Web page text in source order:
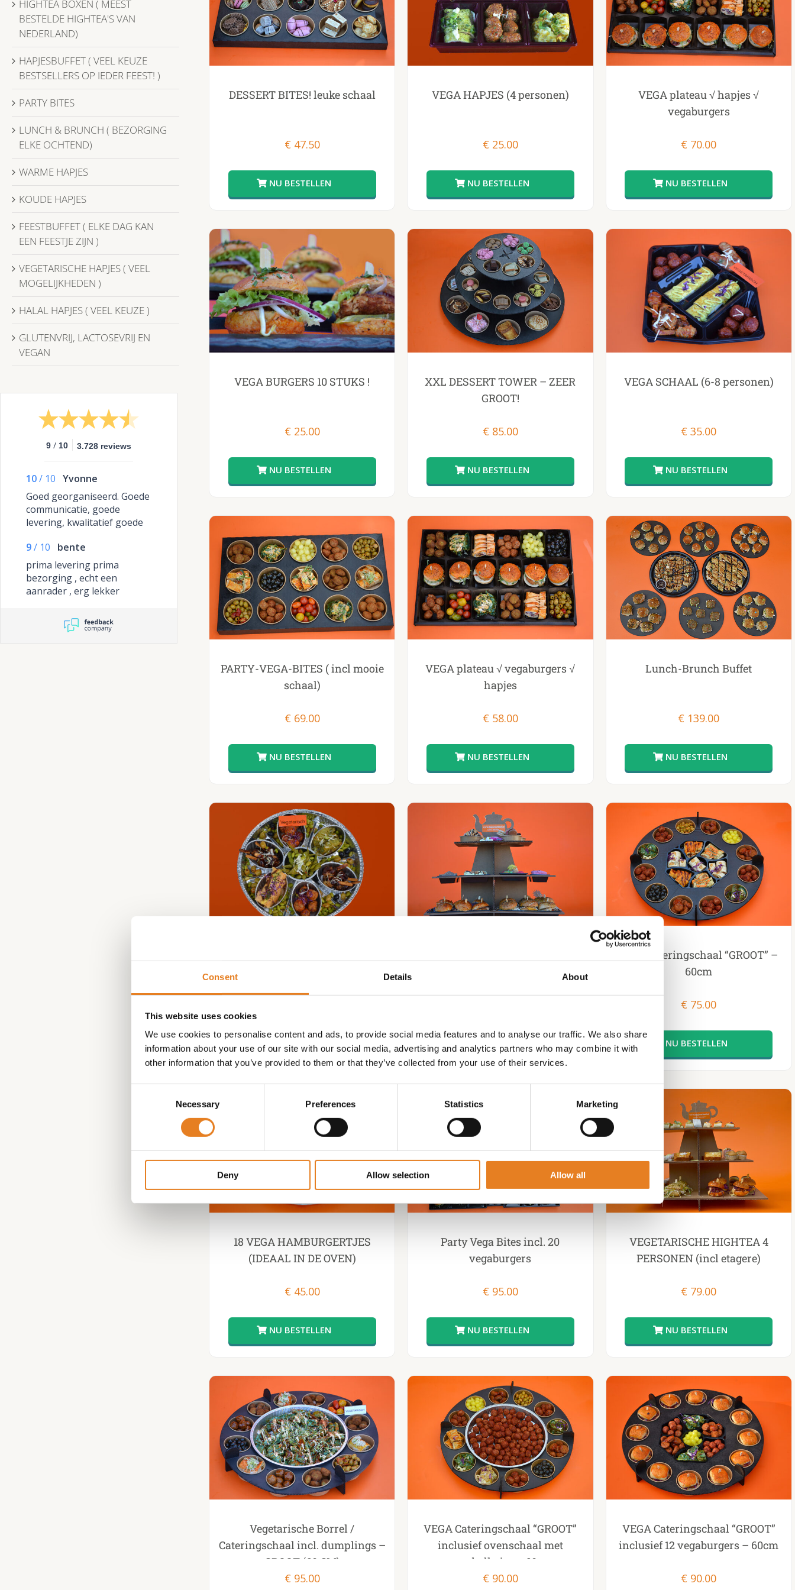
Consent Details About
This website uses cookies
We use cookies to personalise content and ads, to provide social media features and to analyse our traffic. We also share
information about your use of our site with our social media, advertising and analytics partners who may combine it with
other information that you’ve provided to them or that they’ve collected from your use of their services.
Necessary Preferences Statistics Marketing
Deny Allow selection Allow all
DESSERT BITES! leuke schaal
€ 47.50
VEGA HAPJES (4 personen)
€ 25.00
VEGA plateau √ hapjes √
vegaburgers
€ 70.00
VEGA BURGERS 10 STUKS !
€ 25.00
XXL DESSERT TOWER – ZEER
GROOT!
€ 85.00
VEGA SCHAAL (6-8 personen)
€ 35.00
PARTY-VEGA-BITES ( incl mooie
schaal)
€ 69.00
VEGA plateau √ vegaburgers √
hapjes
€ 58.00
Lunch-Brunch Buffet
€ 139.00
inclusief etagere ( gratis bezorgd)
Vega Cateringschaal “GROOT” –
60cm
€ 75.00
18 VEGA HAMBURGERTJES
(IDEAAL IN DE OVEN)
€ 45.00
Party Vega Bites incl. 20
vegaburgers
€ 95.00
VEGETARISCHE HIGHTEA 4
PERSONEN (incl etagere)
€ 79.00
Vegetarische Borrel /
Cateringschaal incl. dumplings –
GROOT (60 CM)
€ 95.00
VEGA Cateringschaal “GROOT”
inclusief ovenschaal met
vegaballetjes – 60cm
€ 90.00
VEGA Cateringschaal “GROOT”
inclusief 12 vegaburgers – 60cm
€ 90.00
HIGHTEA BOXEN ( MEEST
BESTELDE HIGHTEA'S VAN
NEDERLAND)
HAPJESBUFFET ( VEEL KEUZE
BESTSELLERS OP IEDER FEEST! )
PARTY BITES
LUNCH & BRUNCH ( BEZORGING
ELKE OCHTEND)
WARME HAPJES
KOUDE HAPJES
FEESTBUFFET ( ELKE DAG KAN
EEN FEESTJE ZIJN )
VEGETARISCHE HAPJES ( VEEL
MOGELIJKHEDEN )
HALAL HAPJES ( VEEL KEUZE )
GLUTENVRIJ, LACTOSEVRIJ EN
VEGAN
9 / 10 3.728 reviews
10/ 10 Yvonne
Goed georganiseerd. Goede
communicatie, goede
levering, kwalitatief goede
tussen prijs en product
9/ 10
bente
prima levering prima
bezorging , echt een
aanrader , erg lekker